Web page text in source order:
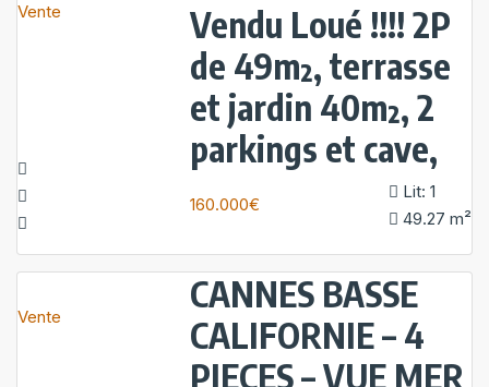
Vente
Vendu Loué !!!! 2P
de 49m², terrasse
et jardin 40m², 2
parkings et cave,
160.000€
Lit: 1
49.27 m²
Vente
CANNES BASSE
CALIFORNIE – 4
PIECES – VUE MER